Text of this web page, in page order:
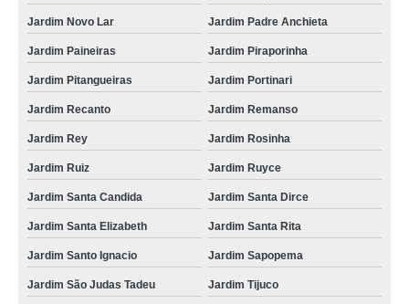
Jardim Novo Lar Jardim Padre Anchieta
Jardim Paineiras Jardim Piraporinha
Jardim Pitangueiras Jardim Portinari
Jardim Recanto Jardim Remanso
Jardim Rey Jardim Rosinha
Jardim Ruiz Jardim Ruyce
Jardim Santa Candida Jardim Santa Dirce
Jardim Santa Elizabeth Jardim Santa Rita
Jardim Santo Ignacio Jardim Sapopema
Jardim São Judas Tadeu Jardim Tijuco